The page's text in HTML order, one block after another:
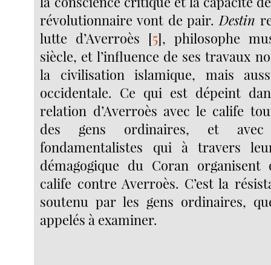
révolutionnaire vont de pair.Destin
lutte d’Averroès [5], philosophe
siècle, et l’influence de ses travaux
la civilisation islamique, mais
occidentale. Ce qui est dépeint
relation d’Averroès avec le calife
des gens ordinaires, et avec
fondamentalistes qui à travers
démagogique du Coran
calife contre Averroès. C’est la
soutenu par les gens ordinaires,
appelés à examiner.